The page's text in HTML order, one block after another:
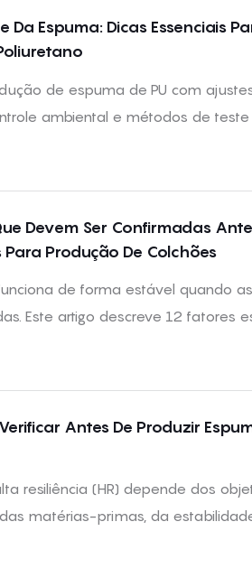
Da Espuma: Dicas Essenciais
de espuma de PU com
ambiental e métodos de
da espuma estável, melhorar
Devem Ser Confirmadas
Produção De Colchões
de forma estável quando
Este artigo descreve 12 fatores
em equipamentos para a
Antes De Produzir
resiliência (HR) depende dos
matérias-primas, da
da reação e do suporte